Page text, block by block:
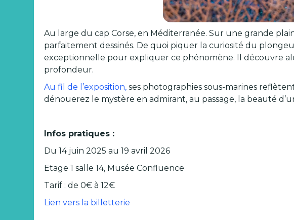
Au large du cap Corse, en Méditerranée. Sur une grande
parfaitement dessinés. De quoi piquer la curiosité du
exceptionnelle pour expliquer ce phénomène. Il découvre
profondeur.
Au fil de l’exposition, ses photographies sous-marines
dénouerez le mystère en admirant, au passage, la beauté
Infos pratiques :
Du 14 juin 2025 au 19 avril 2026
Etage 1 salle 14, Musée Confluence
Tarif : de 0€ à 12€
Lien vers la billetterie